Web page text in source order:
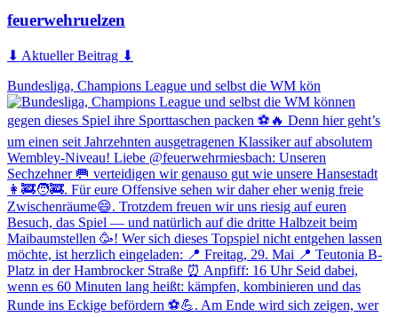
feuerwehruelzen
⬇ Aktueller Beitrag ⬇
Bundesliga, Champions League und selbst die WM kön